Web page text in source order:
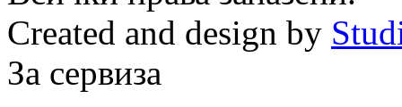
Created and design by
За сервиза